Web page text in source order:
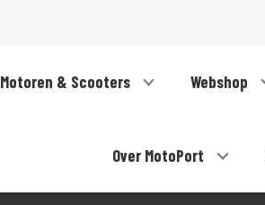
Motoren & Scooters Webshop
Over MotoPort